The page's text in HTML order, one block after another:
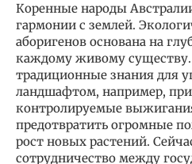
Коренные народы
гармонии с землей.
аборигенов основана на
каждому живому существу.
традиционные знания для
ландшафтом, например,
контролируемые
предотвратить огромные
рост новых растений.
сотрудничество между